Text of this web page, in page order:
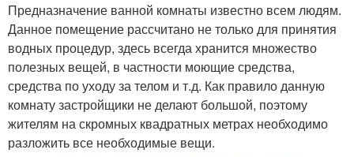
Предназначение ванной комнаты известно всем людям.
Данное помещение рассчитано не только для принятия
водных процедур, здесь всегда хранится множество
полезных вещей, в частности моющие средства,
средства по уходу за телом и т.д. Как правило данную
комнату застройщики не делают большой, поэтому
жителям на скромных квадратных метрах необходимо
разложить все необходимые вещи.